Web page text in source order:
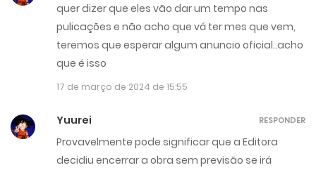
quer dizer que eles vão dar um tempo nas
pulicações e não acho que vá ter mes que vem,
teremos que esperar algum anuncio oficial..acho
que é isso
17 de março de 2024 de 15:55
Yuurei
Provavelmente pode significar que a Editora
decidiu encerrar a obra sem previsão se irá
RESPONDER